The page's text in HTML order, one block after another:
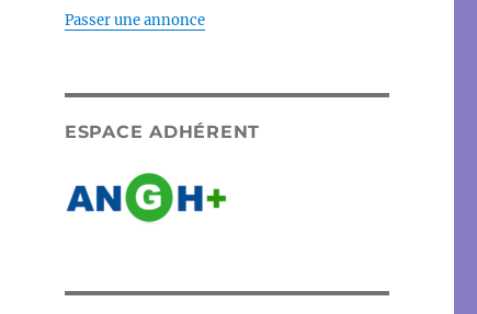
Passer une annonce
ESPACE ADHÉRENT